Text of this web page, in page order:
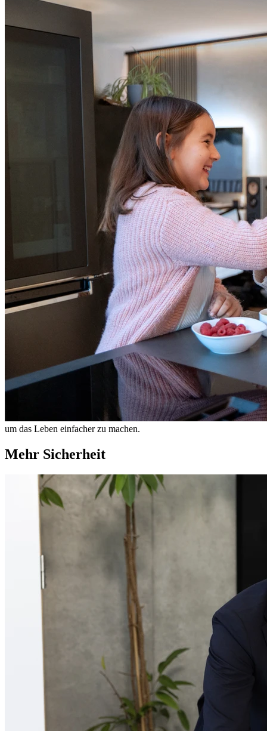
um das Leben einfacher zu machen.
Mehr Sicherheit